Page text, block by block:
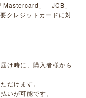
Mastercard」「JCB」
クレジットカードに対
け時に、購入者様から
だけます。
いが可能です。